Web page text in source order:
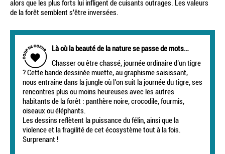
alors que les plus forts lui infligent de cuisants outrages. Les valeurs
de la forêt semblent s'être inversées.
Là où la beauté de la nature se passe de mots…
Chasser ou être chassé, journée ordinaire d’un tigre
? Cette bande dessinée muette, au graphisme saisissant,
nous entraine dans la jungle où l’on suit la journée du tigre, ses
rencontres plus ou moins heureuses avec les autres
habitants de la forêt : panthère noire, crocodile, fourmis,
oiseaux ou éléphants.
Les dessins reflètent la puissance du félin, ainsi que la
violence et la fragilité de cet écosystème tout à la fois.
Surprenant !